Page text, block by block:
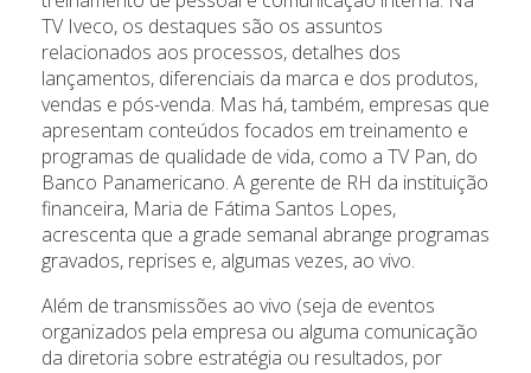
TV Iveco, os destaques são os assuntos
relacionados aos processos, detalhes dos
lançamentos, diferenciais da marca e dos produtos,
vendas e pós-venda. Mas há, também, empresas que
apresentam conteúdos focados em treinamento e
programas de qualidade de vida, como a TV Pan, do
Banco Panamericano. A gerente de RH da instituição
financeira, Maria de Fátima Santos Lopes,
acrescenta que a grade semanal abrange programas
gravados, reprises e, algumas vezes, ao vivo.
Além de transmissões ao vivo (seja de eventos
organizados pela empresa ou alguma comunicação
da diretoria sobre estratégia ou resultados, por